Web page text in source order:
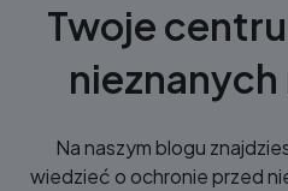
Twoje
Na naszym blogu
wiedzieć o ochronie przed